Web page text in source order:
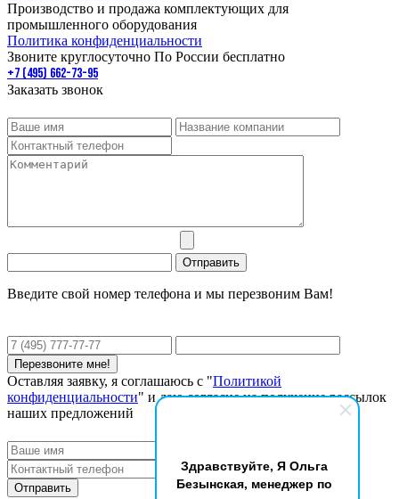
Здравствуйте, Я Ольга
Безынская, менеджер по
Производство и продажа комплектующих для
промышленного оборудования
Политика конфиденциальности
Звоните круглосуточно По России бесплатно
+7 (495) 662-73-95
Заказать звонок
Введите свой номер телефона и мы перезвоним Вам!
Оставляя заявку, я соглашаюсь с "Политикой
конфиденциальности" и даю согласие на получение рассылок
наших предложений